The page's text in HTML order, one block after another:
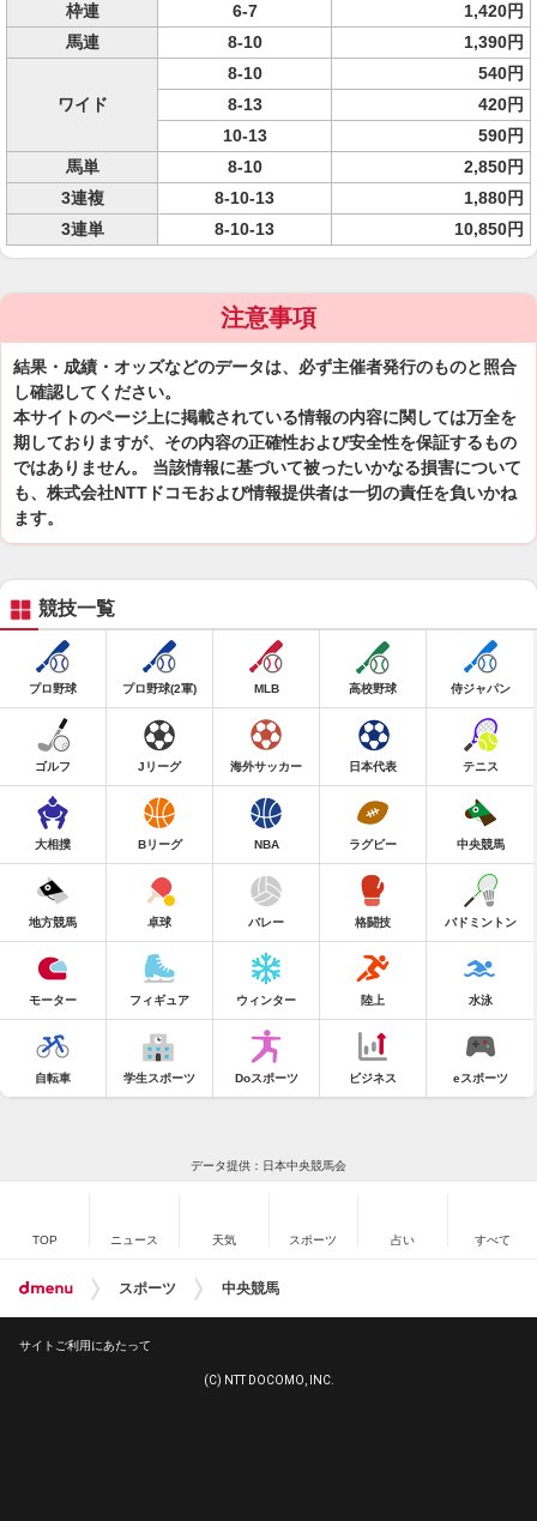
枠連
6-7
1,420円
馬連
8-10 1,390円
ワイド
8-10
540円
8-13
420円
10-13
590円
馬単
8-10
2,850円
3連複
8-10-13
1,880円
3連単
8-10-13 10,850円
注意事項
結果・成績・オッズなどのデータは、必ず主催者発行のものと照合
し確認してください。
本サイトのページ上に掲載されている情報の内容に関しては万全を
期しておりますが、その内容の正確性および安全性を保証するもの
ではありません。 当該情報に基づいて被ったいかなる損害について
も、株式会社NTTドコモおよび情報提供者は一切の責任を負いかね
ます。
競技一覧
プロ野球 プロ野球(2軍) MLB 高校野球 侍ジャパン
ゴルフ Jリーグ 海外サッカー 日本代表 テニス
大相撲 Bリーグ NBA ラグビー 中央競馬
地方競馬 卓球 バレー 格闘技 バドミントン
モーター フィギュア ウィンター 陸上 水泳
自転車 学生スポーツ Doスポーツ ビジネス eスポーツ
データ提供：日本中央競馬会
TOP ニュース 天気 スポーツ 占い すべて
スポーツ 中央競馬
サイトご利用にあたって
(C) NTT DOCOMO, INC.